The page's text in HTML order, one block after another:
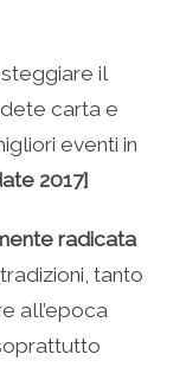
il
carta e
eventi in
2017]
radicata
tanto
all’epoca